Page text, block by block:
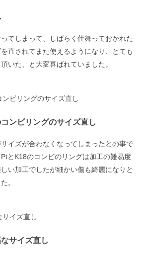
てしまって、しばらく仕舞っておかれた
直されてまた使えるようになり、とても
いた、と大変喜ばれていました。
ンビリングのサイズ直し
イズが合わなくなってしまったとの事で
とK18のコンビのリングは加工の難易度
い加工でしたが細かい傷も綺麗になりと
。
サイズ直し